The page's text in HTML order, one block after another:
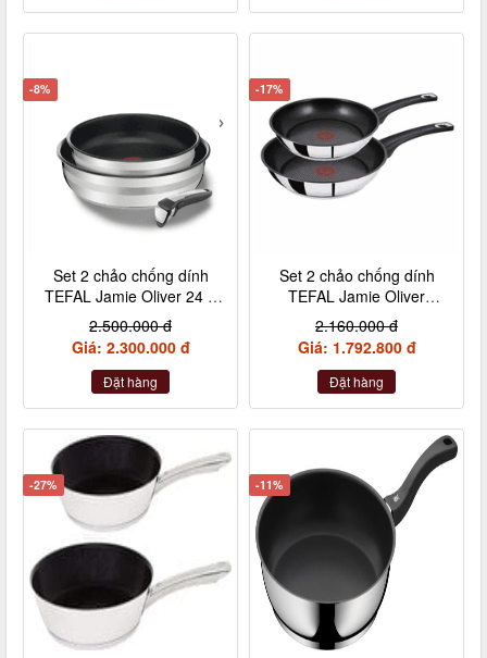
-8%
Set 2 chảo chống dính
TEFAL Jamie Oliver 24 +
28cm inox cán rời
2.500.000 đ
Giá: 2.300.000 đ
Đặt hàng
-17%
Set 2 chảo chống dính
TEFAL Jamie Oliver
Titanium 20 + 26cm nội
địa Đức
2.160.000 đ
Giá: 1.792.800 đ
Đặt hàng
-27% -11%